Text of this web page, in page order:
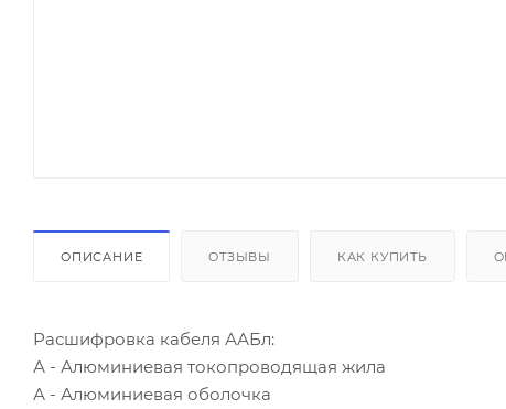
ОПИСАНИЕ ОТЗЫВЫ КАК КУПИТЬ
Расшифровка кабеля ААБл:
А - Алюминиевая токопроводящая жила
А - Алюминиевая оболочка